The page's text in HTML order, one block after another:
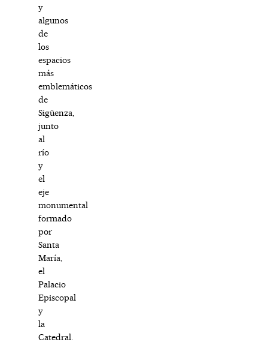
y
algunos
de
los
espacios
más
emblemáticos
de
Sigüenza,
junto
al
río
y
el
eje
monumental
formado
por
Santa
María,
el
Palacio
Episcopal
y
la
Catedral.